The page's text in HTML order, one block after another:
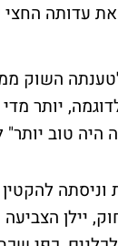
את עדותה
השוק
יותר
היה טוב יותר"
וניסתה
יילן